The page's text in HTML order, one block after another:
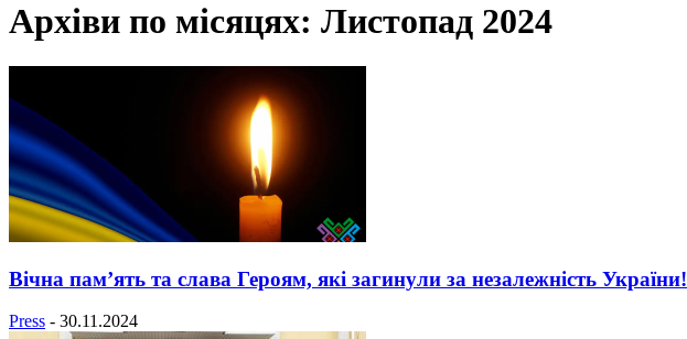
Архіви по місяцях: Листопад 2024
Вічна пам’ять та слава Героям, які загинули за незалежність України!
Press - 30.11.2024